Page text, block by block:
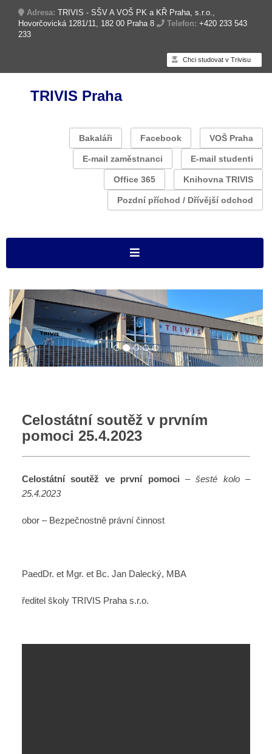
Adresa: TRIVIS - SŠV A VOŠ PK a KŘ Praha, s.r.o.,
Hovorčovická 1281/11, 182 00 Praha 8
Telefon: +420 233 543
233
Chci studovat v Trivisu
TRIVIS Praha
Bakaláři Facebook VOŠ Praha
E-mail zaměstnanci E-mail studenti
Office 365 Knihovna TRIVIS
Pozdní příchod / Dřívější odchod
Celostátní soutěž v prvním
pomoci 25.4.2023
Celostátní soutěž ve první pomoci –šesté kolo –
25.4.2023
obor – Bezpečnostně právní činnost
PaedDr. et Mgr. et Bc. Jan Dalecký, MBA
ředitel školy TRIVIS Praha s.r.o.